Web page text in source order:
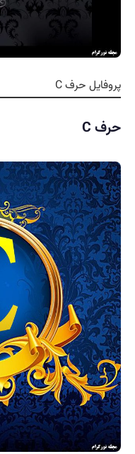
پروفایل حرف C
حرف C